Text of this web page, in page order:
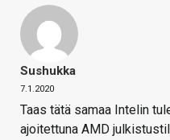
Sushukka
7.1.2020
Taas tätä samaa Intelin
ajoitettuna AMD